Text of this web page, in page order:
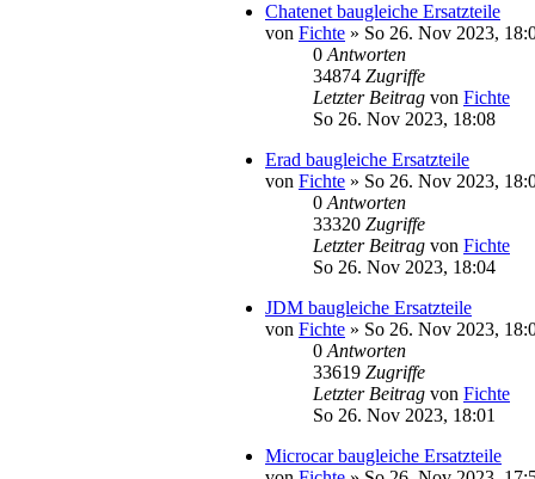
Chatenet baugleiche Ersatzteile
von Fichte » So 26. Nov 2023,
0Antworten
34874 Zugriffe
Letzter Beitrag von Fichte
So 26. Nov 2023, 18:08
Erad baugleiche Ersatzteile
von Fichte » So 26. Nov 2023,
0Antworten
33320 Zugriffe
Letzter Beitrag von Fichte
So 26. Nov 2023, 18:04
JDM baugleiche Ersatzteile
von Fichte » So 26. Nov 2023,
0Antworten
33619 Zugriffe
Letzter Beitrag von Fichte
So 26. Nov 2023, 18:01
Microcar baugleiche Ersatzteile